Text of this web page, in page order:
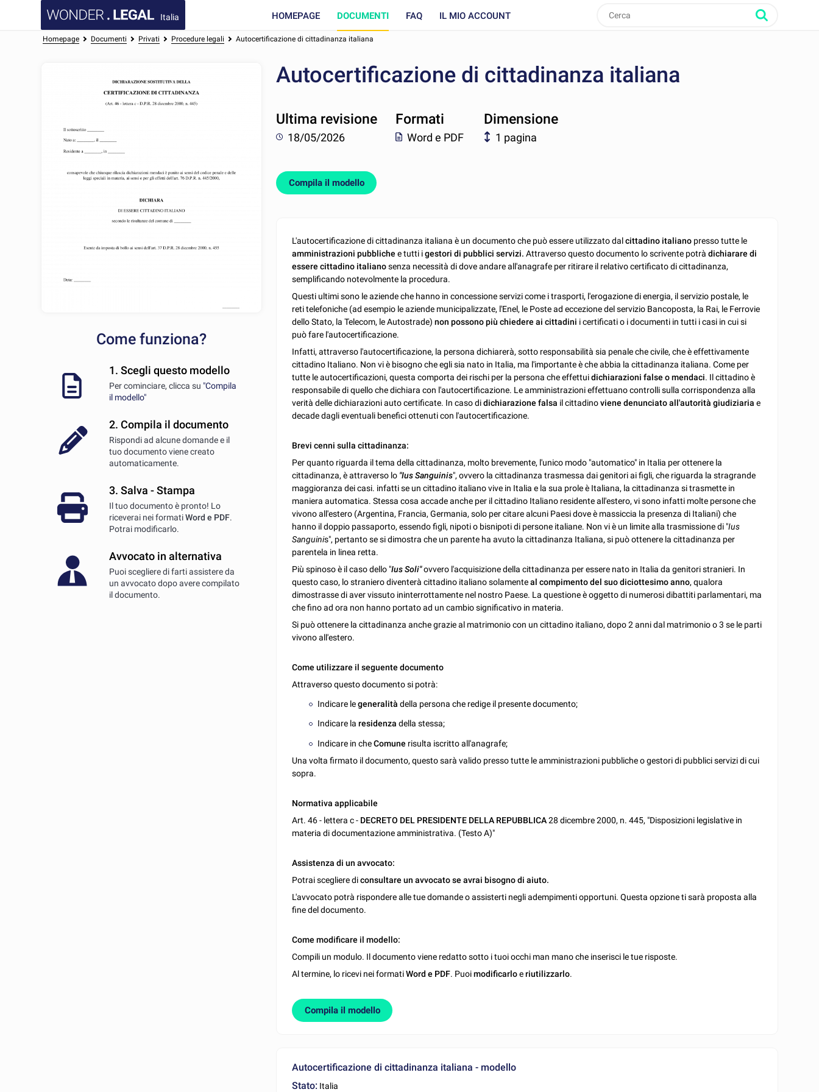
Italia HOMEPAGE DOCUMENTI FAQ IL MIO ACCOUNT
Homepage Documenti Privati Procedure legali Autocertificazione di cittadinanza italiana
Come funziona?
1. Scegli questo modello
Per cominciare, clicca su "Compila
il modello"
2. Compila il documento
Rispondi ad alcune domande e il
tuo documento viene creato
automaticamente.
3. Salva - Stampa
Il tuo documento è pronto! Lo
riceverai nei formatiWord e PDF.
Potrai modificarlo.
Avvocato in alternativa
Puoi scegliere di farti assistere da
un avvocato dopo avere compilato
il documento.
Autocertificazione di cittadinanza italiana
Ultima revisione
18/05/2026
Formati
Word e PDF
Dimensione
1 pagina
Compila il modello
L'autocertificazione di cittadinanza italiana è un documento che può essere utilizzato dalcittadino italiano presso tutte le
amministrazioni pubbliche e tutti igestori di pubblici servizi.Attraverso questo documento lo scrivente potràdichiarare di
essere cittadino italianosenza necessità di dove andare all'anagrafe per ritirare il relativo certificato di cittadinanza,
semplificando notevolmente la procedura.
Questi ultimi sono le aziende che hanno in concessione servizi come i trasporti, l'erogazione di energia, il servizio postale, le
reti telefoniche (ad esempio le aziende municipalizzate, l'Enel, le Poste ad eccezione del servizio Bancoposta, la Rai, le Ferrovie
dello Stato, la Telecom, le Autostrade)non possono più chiedere ai cittadini i certificati o i documenti in tutti i casi in cui si
può fare l'autocertificazione.
Infatti, attraverso l'autocertificazione, la persona dichiarerà, sotto responsabilità sia penale che civile, che è effettivamente
cittadino Italiano. Non vi è bisogno che egli sia nato in Italia, ma l'importante è che abbia la cittadinanza italiana. Come per
tutte le autocertificazioni, questa comporta dei rischi per la persona che effettuidichiarazioni false o mendaci. Il cittadino è
responsabile di quello che dichiara con l'autocertificazione. Le amministrazioni effettuano controlli sulla corrispondenza alla
verità delle dichiarazioni auto certificate. In caso didichiarazione falsa il cittadinoviene denunciato all'autorità giudiziaria e
decade dagli eventuali benefici ottenuti con l'autocertificazione.
Brevi cenni sulla cittadinanza:
Per quanto riguarda il tema della cittadinanza, molto brevemente, l'unico modo "automatico" in Italia per ottenere la
cittadinanza, è attraverso lo "Ius Sanguinis", ovvero la cittadinanza trasmessa dai genitori ai figli, che riguarda la stragrande
maggioranza dei casi. infatti se un cittadino italiano vive in Italia e la sua prole è Italiana, la cittadinanza si trasmette in
maniera automatica. Stessa cosa accade anche per il cittadino Italiano residente all'estero, vi sono infatti molte persone che
vivono all'estero (Argentina, Francia, Germania, solo per citare alcuni Paesi dove è massiccia la presenza di Italiani) che
hanno il doppio passaporto, essendo figli, nipoti o bisnipoti di persone italiane. Non vi è un limite alla trasmissione di "Ius
Sanguinis", pertanto se si dimostra che un parente ha avuto la cittadinanza Italiana, si può ottenere la cittadinanza per
parentela in linea retta.
Più spinoso è il caso dello "Ius Soli"ovvero l'acquisizione della cittadinanza per essere nato in Italia da genitori stranieri. In
questo caso, lo straniero diventerà cittadino italiano solamenteal compimento del suo diciottesimo anno, qualora
dimostrasse di aver vissuto ininterrottamente nel nostro Paese. La questione è oggetto di numerosi dibattiti parlamentari, ma
che fino ad ora non hanno portato ad un cambio significativo in materia.
Si può ottenere la cittadinanza anche grazie al matrimonio con un cittadino italiano, dopo 2 anni dal matrimonio o 3 se le parti
vivono all'estero.
Come utilizzare il seguente documento
Attraverso questo documento si potrà:
Indicare legeneralità della persona che redige il presente documento;
Indicare laresidenza della stessa;
Indicare in cheComune risulta iscritto all'anagrafe;
Una volta firmato il documento, questo sarà valido presso tutte le amministrazioni pubbliche o gestori di pubblici servizi di cui
sopra.
Normativa applicabile
Art. 46 - lettera c - DECRETO DEL PRESIDENTE DELLA REPUBBLICA28 dicembre 2000, n. 445, "Disposizioni legislative in
materia di documentazione amministrativa. (Testo A)"
Assistenza di un avvocato:
Potrai scegliere diconsultare un avvocato se avrai bisogno di aiuto.
L'avvocato potrà rispondere alle tue domande o assisterti negli adempimenti opportuni. Questa opzione ti sarà proposta alla
fine del documento.
Come modificare il modello:
Compili un modulo. Il documento viene redatto sotto i tuoi occhi man mano che inserisci le tue risposte.
Al termine, lo ricevi nei formatiWord e PDF. Puoimodificarloeriutilizzarlo.
Compila il modello
Autocertificazione di cittadinanza italiana - modello
Stato: Italia